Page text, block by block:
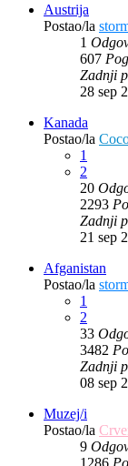
Austrija
Postao/la
1
607
Zadnji
28 sep
Kanada
Postao/la
1
2
20
2293
Zadnji
21 sep
Afganistan
Postao/la
1
2
33
3482
Zadnji
08 sep
Muzej/i
Postao/la
9
1286